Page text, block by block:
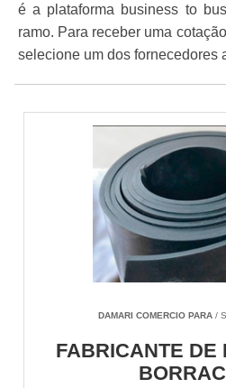
é a plataforma business to
ramo. Para receber uma
selecione um dos fornecedores
DAMARI COMERCIO PARA /
FABRICANTE DE